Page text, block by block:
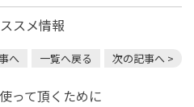
スメ情報
へ 一覧へ戻る 次の記事へ >
って頂くために